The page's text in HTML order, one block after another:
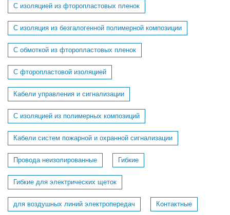
С изоляцией из фторопластовых пленок
С изоляция из безгалогенной полимерной композиции
С обмоткой из фторопластовых пленок
С фторопластовой изоляцией
Кабели управления и сигнализации
С изоляцией из полимерных композиций
Кабели систем пожарной и охранной сигнализации
Провода неизолированные Гибкие
Гибкие для электрических щеток
для воздушных линий электропередач Контактные